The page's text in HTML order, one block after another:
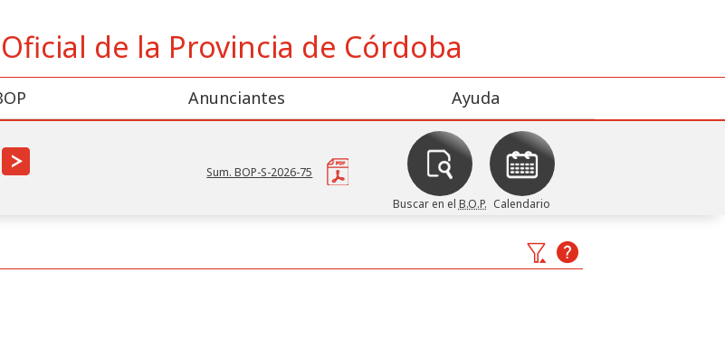
de la Provincia de Córdoba
Anunciantes Ayuda
> Sum. BOP-S-2026-75
Buscar en el B.O.P. Calendario